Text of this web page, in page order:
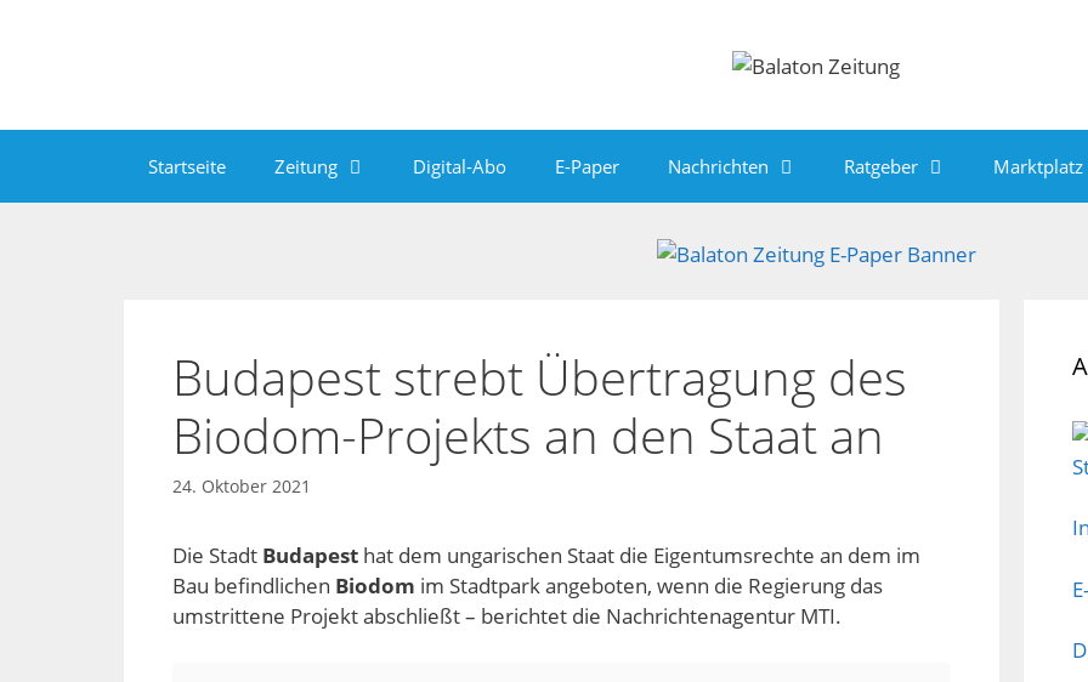
Startseite Zeitung Digital-Abo E-Paper Nachrichten Ratgeber Marktplatz
Budapest strebt Übertragung des
Biodom-Projekts an den Staat an
24. Oktober 2021
Die Stadt Budapest hat dem ungarischen Staat die Eigentumsrechte an dem im
Bau befindlichen Biodom im Stadtpark angeboten, wenn die Regierung das
umstrittene Projekt abschließt – berichtet die Nachrichtenagentur MTI.